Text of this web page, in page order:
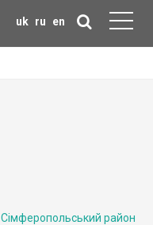
uk ru en
Сімферопольський район